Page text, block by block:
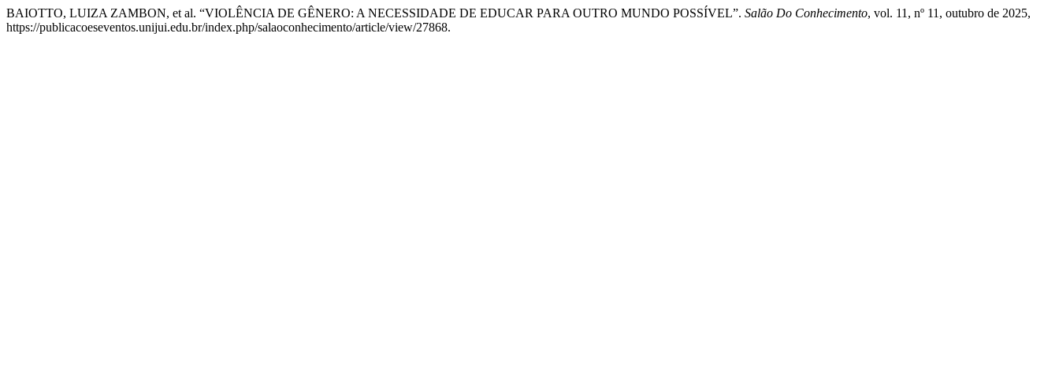
BAIOTTO, LUIZA ZAMBON, et al. “VIOLÊNCIA DE GÊNERO: A NECESSIDADE DE EDUCAR PARA OUTRO MUNDO POSSÍVEL”. Salão Do Conhecimento, vol. 11, nº 11, outubro de 2025,
https://publicacoeseventos.unijui.edu.br/index.php/salaoconhecimento/article/view/27868.